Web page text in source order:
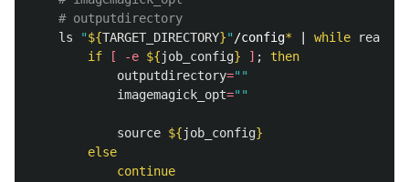
# outputdirectory
ls
"${TARGET_DIRECTORY}" /config* while read
        if
[ -e ${job_config} ] ;
then
outputdirectory=""
imagemagick_opt=""
source ${job_config}
else
            continue